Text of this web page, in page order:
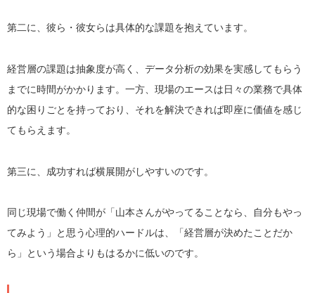
第二に、彼ら・彼女らは具体的な課題を抱えています。
経営層の課題は抽象度が高く、データ分析の効果を実感してもらう
までに時間がかかります。一方、現場のエースは日々の業務で具体
的な困りごとを持っており、それを解決できれば即座に価値を感じ
てもらえます。
第三に、成功すれば横展開がしやすいのです。
同じ現場で働く仲間が「山本さんがやってることなら、自分もやっ
てみよう」と思う心理的ハードルは、「経営層が決めたことだか
ら」という場合よりもはるかに低いのです。